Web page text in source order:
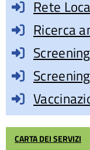
Rete
Ricerca
CARTA DEI SERVIZI